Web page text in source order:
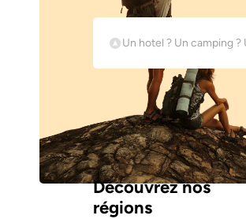
Découvrez nos
régions